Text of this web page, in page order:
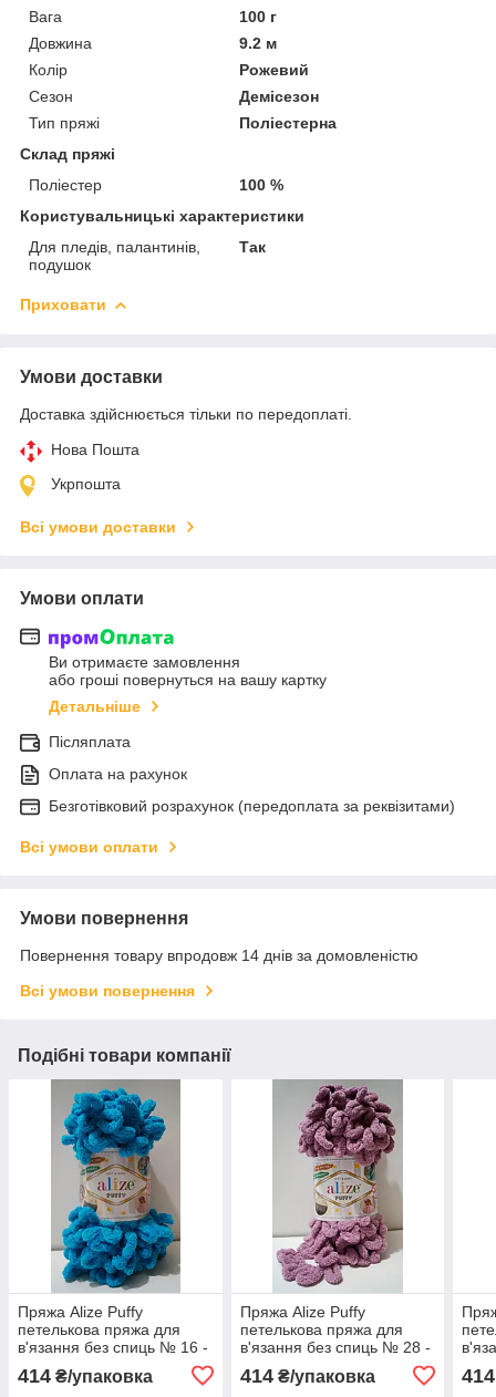
Вага
100 г
Довжина
9.2 м
Колір
Рожевий
Сезон
Демісезон
Тип пряжі
Поліестерна
Склад пряжі
Поліестер
100 %
Користувальницькі характеристики
Для пледів, палантинів,
подушок
Так
Приховати
Умови доставки
Доставка здійснюється тільки по передоплаті.
Нова Пошта
Укрпошта
Всі умови доставки
Умови оплати
Ви отримаєте замовлення
або гроші повернуться на вашу картку
Детальніше
Післяплата
Оплата на рахунок
Безготівковий розрахунок (передоплата за реквізитами)
Всі умови оплати
Умови повернення
Повернення товару впродовж 14 днів за домовленістю
Всі умови повернення
Подібні товари компанії
Пряжа Alize Puffy
петелькова пряжа для
в'язання без спиць № 16 -
414 ₴/упаковка
Пряжа Alize Puffy
петелькова пряжа для
в'язання без спиць № 28 -
414₴/упаковка 414